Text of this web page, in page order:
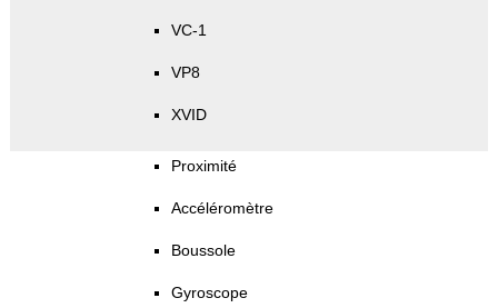
VC-1
VP8
XVID
Proximité
Accéléromètre
Boussole
Gyroscope